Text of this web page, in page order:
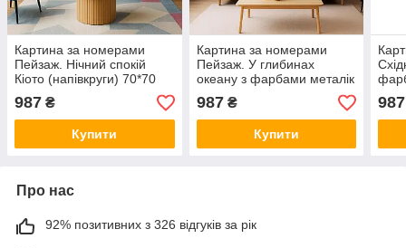
Картина за номерами
Пейзаж. Нічний спокій
Кіото (напівкруги) 70*70
см Орігамі OSR 1013
987 ₴
Купити
Картина за номерами
Пейзаж. У глибинах
океану з фарбами металік
(напівкруги) 70*70 см
Орігамі OSR 1014
987₴
Купити
987
Про нас
92% позитивних з 326 відгуків за рік